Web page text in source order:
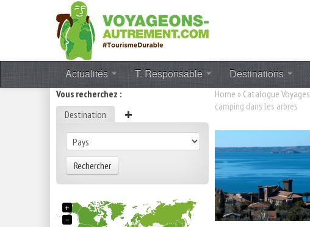
Actualités T. Responsable Destinations
Vous recherchez :
Destination
Rechercher
+
−
Home » Catalogue Voyages
camping dans les arbres